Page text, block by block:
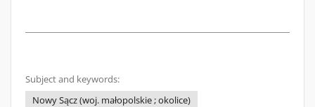
Subject and keywords:
Nowy Sącz (woj. małopolskie ; okolice)